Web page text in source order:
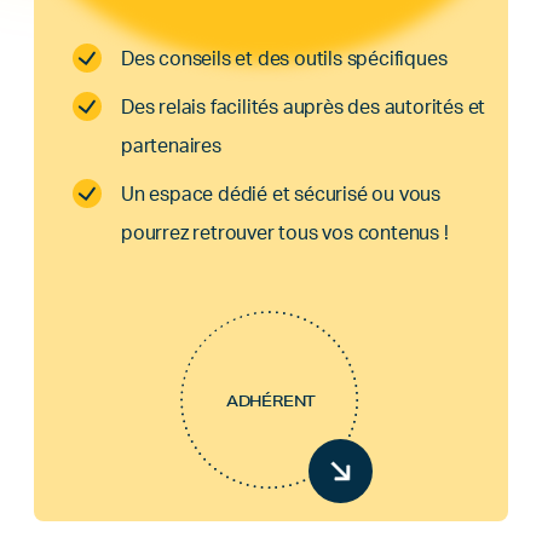
Des conseils et des outils spécifiques
Des relais facilités auprès des autorités et
partenaires
Un espace dédié et sécurisé ou vous
pourrez retrouver tous vos contenus !
ADHÉRENT